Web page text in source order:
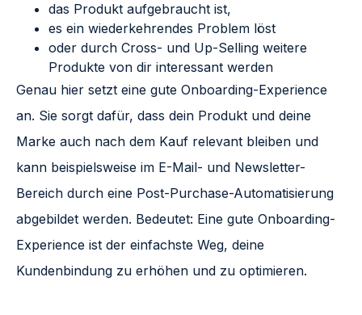
das Produkt aufgebraucht ist,
es ein wiederkehrendes Problem löst
oder durch Cross- und Up-Selling weitere
Produkte von dir interessant werden
Genau hier setzt eine gute Onboarding-Experience
an. Sie sorgt dafür, dass dein Produkt und deine
Marke auch nach dem Kauf relevant bleiben und
kann beispielsweise im E-Mail- und Newsletter-
Bereich durch eine Post-Purchase-Automatisierung
abgebildet werden. Bedeutet: Eine gute Onboarding-
Experience ist der einfachste Weg, deine
Kundenbindung zu erhöhen und zu optimieren.